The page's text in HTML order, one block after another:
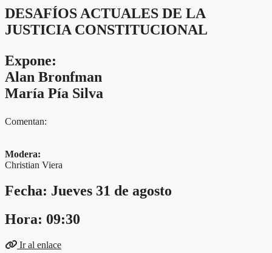
DESAFÍOS ACTUALES DE LA
JUSTICIA CONSTITUCIONAL
Expone:
Alan Bronfman
María Pía Silva
Comentan:
Modera:
Christian Viera
Fecha: Jueves 31 de agosto
Hora: 09:30
Ir al enlace